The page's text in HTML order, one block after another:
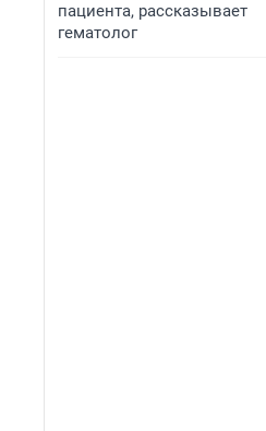
пациента, рассказывает
гематолог